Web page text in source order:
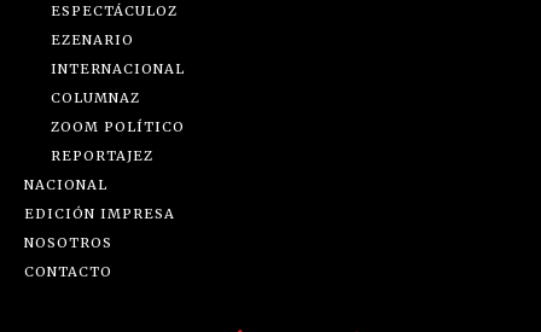
ESPECTÁCULOZ
EZENARIO
INTERNACIONAL
COLUMNAZ
ZOOM POLÍTICO
REPORTAJEZ
NACIONAL
EDICIÓN IMPRESA
NOSOTROS
CONTACTO